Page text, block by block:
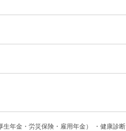
生年金・労災保険・雇用年金） ・健康診断